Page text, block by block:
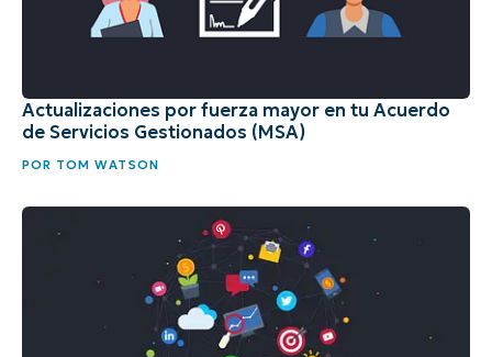
Actualizaciones por fuerza mayor en tu Acuerdo
de Servicios Gestionados (MSA)
POR TOM WATSON